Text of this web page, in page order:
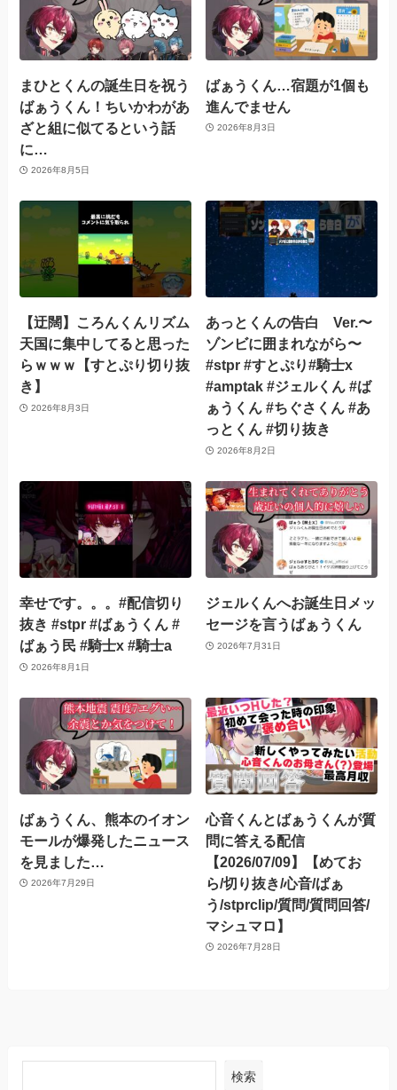
まひとくんの誕生日を祝う
ばぁうくん！ちいかわがあ
ざと組に似てるという話
に…
2026年8月5日
ばぁうくん…宿題が1個も
進んでません
2026年8月3日
【迂闊】ころんくんリズム
天国に集中してると思った
らｗｗｗ【すとぷり切り抜
き】
2026年8月3日
あっとくんの告白 Ver.〜
ゾンビに囲まれながら〜
#stpr #すとぷり#騎士x
#amptak #ジェルくん #ば
ぁうくん #ちぐさくん #あ
っとくん #切り抜き
2026年8月2日
幸せです。。。#配信切り
抜き #stpr #ばぁうくん #
ばぁう民 #騎士x #騎士a
2026年8月1日
ジェルくんへお誕生日メッ
セージを言うばぁうくん
2026年7月31日
ばぁうくん、熊本のイオン
モールが爆発したニュース
を見ました…
2026年7月29日
心音くんとばぁうくんが質
問に答える配信
【2026/07/09】【めてお
ら/切り抜き/心音/ばぁ
う/stprclip/質問/質問回答/
マシュマロ】
2026年7月28日
検索